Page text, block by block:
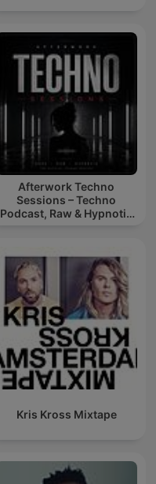
Afterwork Techno
Sessions – Techno
Podcast, Raw & Hypnotic
Kris Kross Mixtape